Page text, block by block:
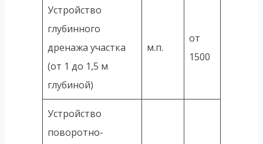
Устройство
глубинного
дренажа участка
(от 1 до 1,5 м
глубиной)
м.п.
от
1500
Устройство
поворотно-